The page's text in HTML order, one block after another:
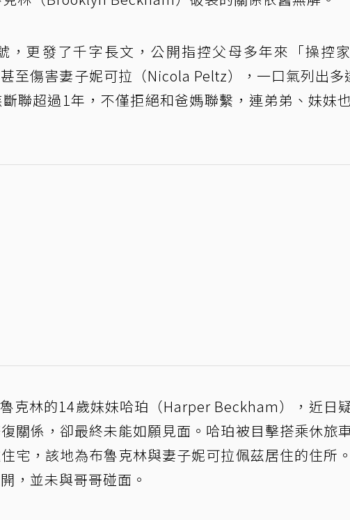
，更發了千字長文，公開指控父母多年來「操控
至傷害妻子妮可拉（Nicola Peltz），一口氣列出多
聯超過1年，不僅拒絕和爸媽聯繫，連弟弟、妹妹
克林的14歲妹妹哈珀（Harper Beckham），近日
關係，卻最終未能如願見面。哈珀被目擊搭乘休旅
宅，該地為布魯克林與妻子妮可拉佩茲居住的住所
，並未與哥哥碰面。